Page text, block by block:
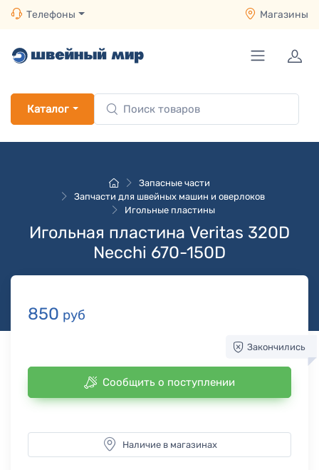
Телефоны Магазины
Каталог
Запасные части
Запчасти для швейных машин и оверлоков
Игольные пластины
Игольная пластина Veritas 320D
Necchi 670-150D
850 руб
Закончились
Сообщить о поступлении
Наличие в магазинах